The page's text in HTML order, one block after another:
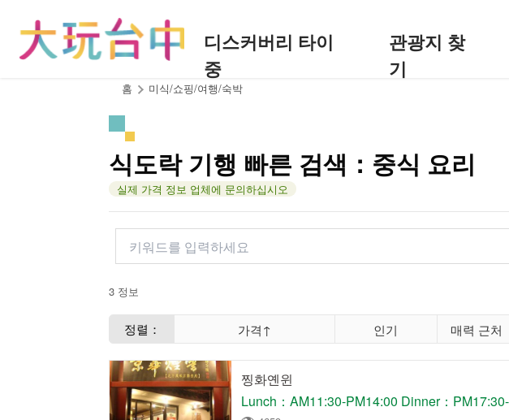
디스커버리 타이
중
관광지 찾
기
홈 미식/쇼핑/여행/숙박
식도락 기행 빠른 검색：중식 요리
실제 가격 정보 업체에 문의하십시오
3 정보
정렬： 가격↑ 인기
찡화옌윈